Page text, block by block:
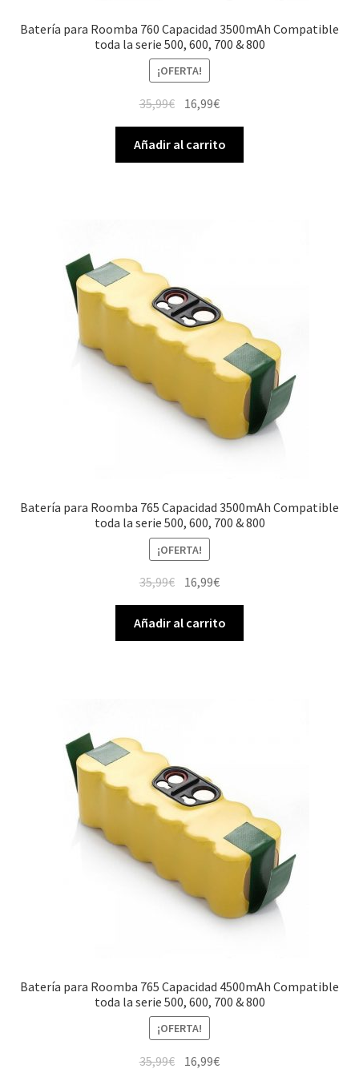
Batería para Roomba 760 Capacidad 3500mAh Compatible
toda la serie 500, 600, 700 & 800
¡OFERTA!
35,99€ El
original
era:
16,99€El
actual
es:
Añadir al carrito
Batería para Roomba 765 Capacidad 3500mAh Compatible
toda la serie 500, 600, 700 & 800
¡OFERTA!
35,99€ El
precio
original
era:
16,99€El
precio
actual
es:
Añadir al carrito
Batería para Roomba 765 Capacidad 4500mAh Compatible
toda la serie 500, 600, 700 & 800
¡OFERTA!
35,99€ El16,99€El